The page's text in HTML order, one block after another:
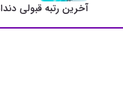
آخرین رتبه قبولی